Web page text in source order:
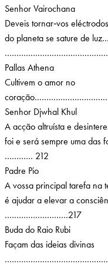
Senhor Vairochana
Deveis tornar‑vos
do planeta se sature de luz…
Pallas Athena
Cultivem o amor no
Senhor Djwhal Khul
A acção altruísta e
foi e será sempre uma das
………… 212
Padre Pio
A vossa principal tarefa na
é ajudar a elevar a
………………………217
Buda do Raio Rubi
Façam das ideias divinas